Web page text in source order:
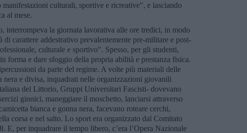
culturali, sportive e ricreative", e lasciando
al mese.
interrompeva la giornata lavorativa alle ore tredici, in modo
carattere addestrativo prevalentemente pre-militare e post-
culturale e sportivo". Spesso, per gli studenti,
forma e dare sfoggio della propria abilità e prestanza fisica.
da parte del regime. A volte più materiali delle
e divisa, inquadrati nelle organizzazioni giovanili
del Littorio, Gruppi Universitari Fascisti- dovevano
ginnici, maneggiare il moschetto, lanciarsi attraverso
bianca e gonna nera, facevano roteare cerchi,
corsa e nel salto. Lo sport era organizzato dal Comitato
per inquadrare il tempo libero, c’era l’Opera Nazionale